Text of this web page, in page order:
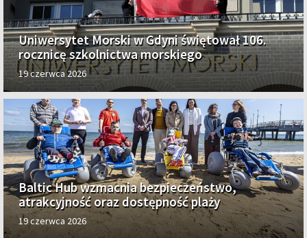
Uniwersytet Morski w Gdyni świętował 106.
rocznicę szkolnictwa morskiego
19 czerwca 2026
Baltic Hub wzmacnia bezpieczeństwo,
atrakcyjność oraz dostępność plaży
19 czerwca 2026